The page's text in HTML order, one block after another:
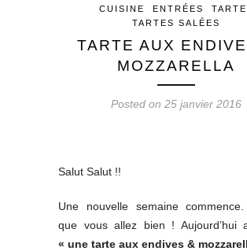
CUISINE ENTRÉES
TARTES SALÉES
TARTE AUX
MOZZARELLA
Posted on 25 janvier 2016
Salut Salut !!
Une nouvelle semaine commence.
que vous allez bien ! Aujourd’hui
« une tarte aux endives &